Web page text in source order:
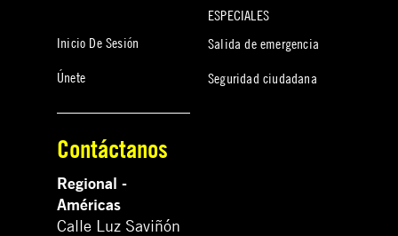
Inicio De Sesión
Únete
ESPECIALES
Salida de emergencia
Seguridad ciudadana
Contáctanos
Regional -
Américas
Calle Luz Saviñón